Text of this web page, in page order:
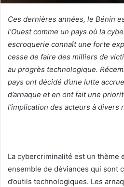
Ces dernières années, le Bénin
l’Ouest comme un pays où la
escroquerie connaît une forte
cesse de faire des milliers de
au progrès technologique.
pays ont décidé d’une lutte
d’arnaque et en ont fait une
l’implication des acteurs à divers
La cybercriminalité est un thème
ensemble de déviances qui sont
d’outils technologiques. Les